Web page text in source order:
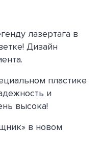
лазертага в
Дизайн
пластике
и
высока!
в новом